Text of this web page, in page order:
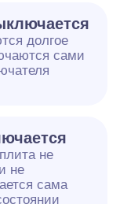
долгое
сами
не
не
сама